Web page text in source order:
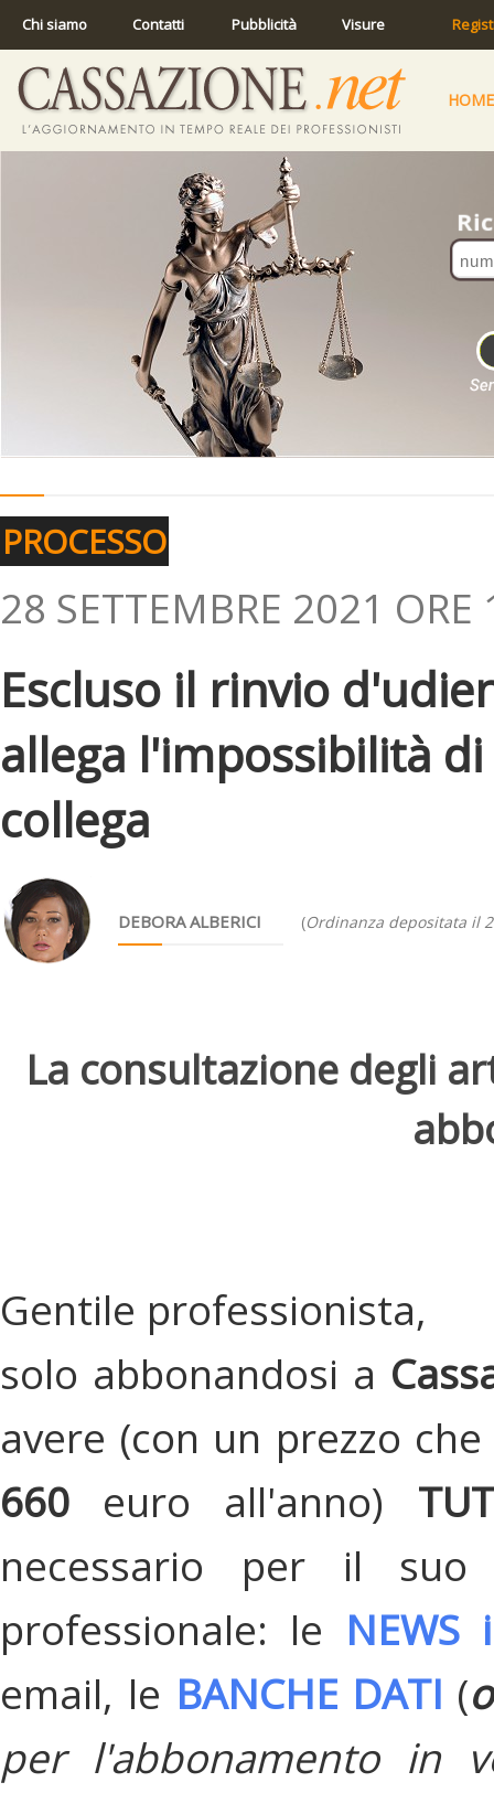
Chi siamo Contatti Pubblicità Visure
HOME
PROCESSO
28 SETTEMBRE 2021 ORE
Escluso il rinvio
allega l'impossibilità
collega
DEBORA ALBERICI (Ordinanza depositata il
La consultazione degli
Gentile professionista,
solo abbonandosi a
avere (con un prezzo
660 euro all'anno)
necessario per il suo
professionale: le
email, le BANCHE DATI (
per l'abbonamento in